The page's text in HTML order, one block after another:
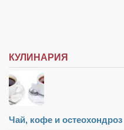
КУЛИНАРИЯ
Чай, кофе и остеохондроз